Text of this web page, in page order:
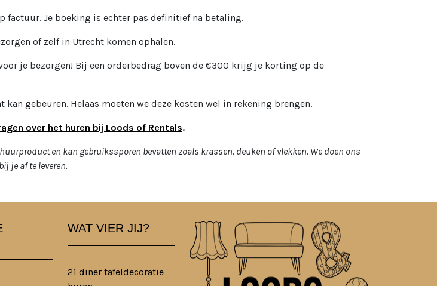
factuur. Je boeking is echter pas definitief na betaling.
of zelf in Utrecht komen ophalen.
je bezorgen! Bij een orderbedrag boven de €300 krijg je korting op de
kan gebeuren. Helaas moeten we deze kosten wel in rekening brengen.
over het huren bij Loods of Rentals.
en kan gebruikssporen bevatten zoals krassen, deuken of vlekken. We doen ons
je af te leveren.
WAT VIER JIJ?
21 diner tafeldecoratie